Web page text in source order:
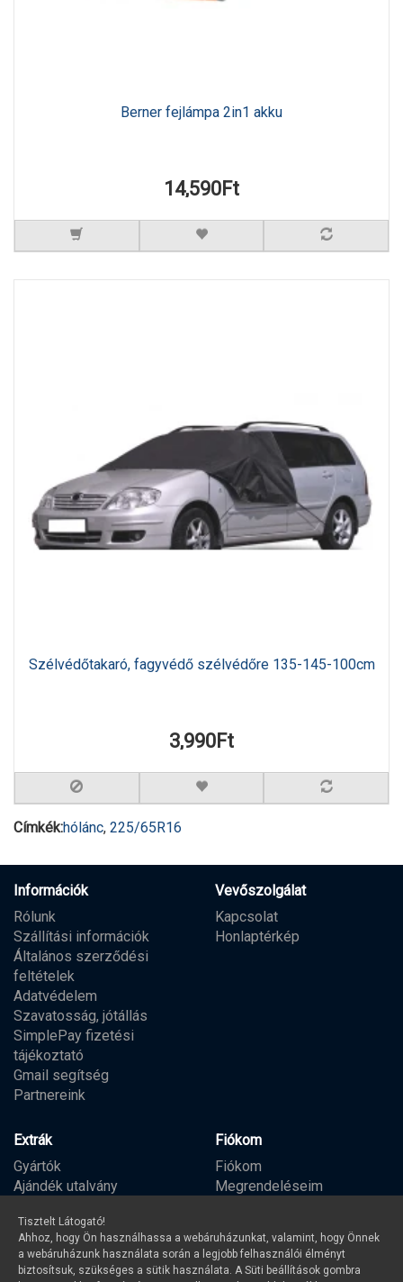
Berner fejlámpa 2in1 akku
14,590Ft
Szélvédőtakaró, fagyvédő szélvédőre 135-145-100cm
3,990Ft
Címkék:hólánc, 225/65R16
Információk
Rólunk
Szállítási információk
Általános szerződési
feltételek
Adatvédelem
Szavatosság, jótállás
SimplePay fizetési
tájékoztató
Gmail segítség
Partnereink
Vevőszolgálat
Kapcsolat
Honlaptérkép
Extrák
Gyártók
Ajándék utalvány
Fiókom
Fiókom
Megrendeléseim
Tisztelt Látogató!
Ahhoz, hogy Ön használhassa a webáruházunkat, valamint, hogy Önnek
a webáruházunk használata során a legjobb felhasználói élményt
biztosítsuk, szükséges a sütik használata. A Süti beállítások gombra